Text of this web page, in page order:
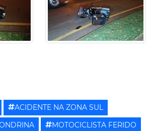
ACIDENTE NA ZONA SUL
MOTOCICLISTA FERIDO